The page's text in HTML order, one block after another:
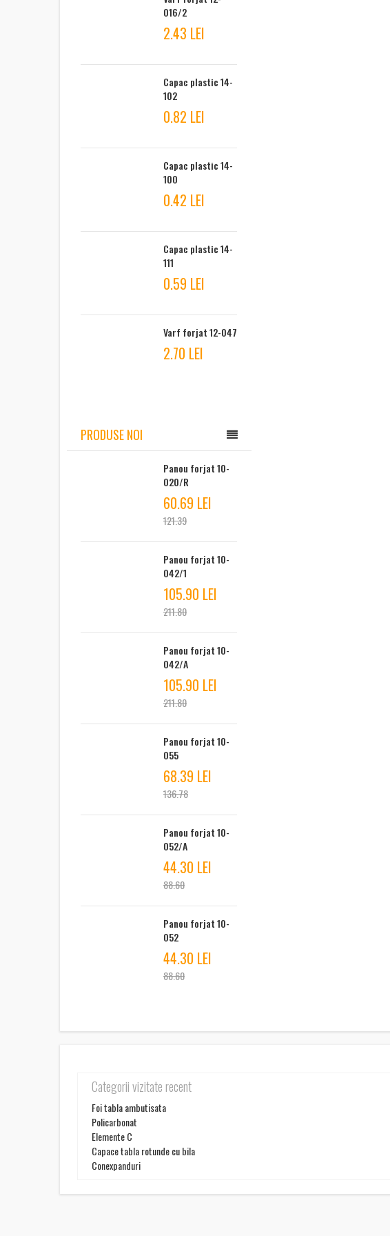
016/2
2.43 LEI
Capac plastic 14-
102
0.82 LEI
Capac plastic 14-
100
0.42 LEI
Capac plastic 14-
111
0.59 LEI
Varf forjat 12-047
2.70 LEI
PRODUSE NOI
Panou forjat 10-
020/R
60.69 LEI
121.39
Panou forjat 10-
042/1
105.90 LEI
211.80
Panou forjat 10-
042/A
105.90 LEI
211.80
Panou forjat 10-
055
68.39 LEI
136.78
Panou forjat 10-
052/A
44.30 LEI
88.60
Panou forjat 10-
052
44.30 LEI
88.60
Categorii vizitate recent
Foi tabla ambutisata
Policarbonat
Elemente C
Capace tabla rotunde cu bila
Conexpanduri